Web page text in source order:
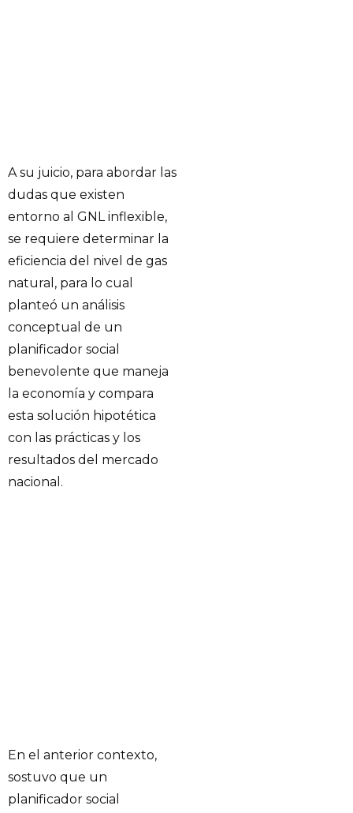
A su juicio, para abordar las
dudas que existen
entorno al GNL inflexible,
se requiere determinar la
eficiencia del nivel de gas
natural, para lo cual
planteó un análisis
conceptual de un
planificador social
benevolente que maneja
la economía y compara
esta solución hipotética
con las prácticas y los
resultados del mercado
nacional.
En el anterior contexto,
sostuvo que un
planificador social